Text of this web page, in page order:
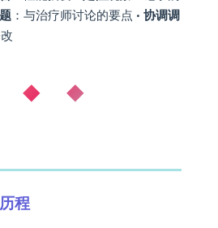
：与治疗师讨论的要点 • 协调调
◆ ◆
程